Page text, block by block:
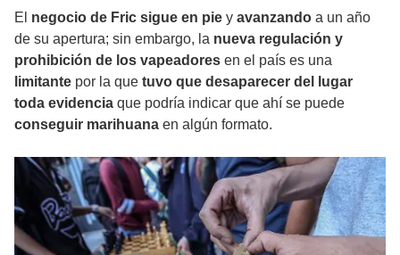
El negocio de Fric sigue en pie y avanzando a un año
de su apertura; sin embargo, la nueva regulación y
prohibición de los vapeadores en el país es una
limitante por la que tuvo que desaparecer del lugar
toda evidencia que podría indicar que ahí se puede
conseguir marihuana en algún formato.